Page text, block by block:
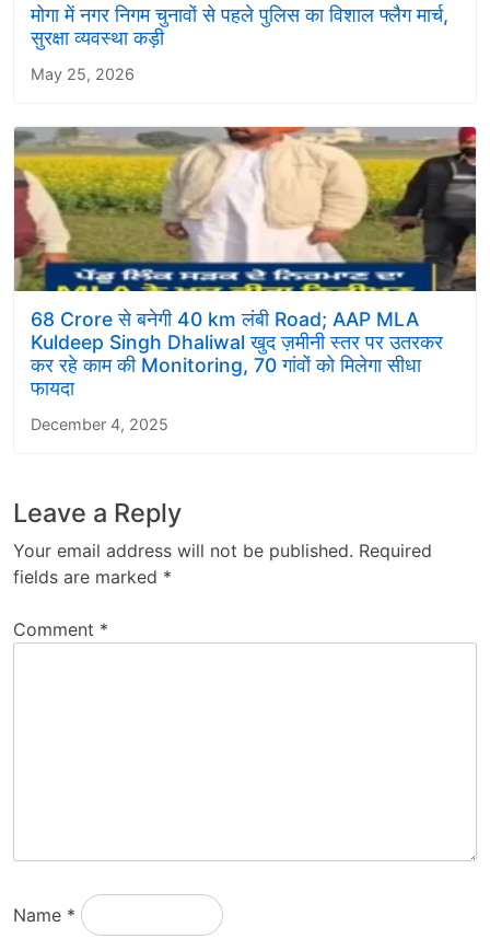
मोगा में नगर निगम चुनावों से पहले पुलिस का विशाल फ्लैग मार्च,
सुरक्षा व्यवस्था कड़ी
May 25, 2026
68 Crore से बनेगी 40 km लंबी Road; AAP MLA
Kuldeep Singh Dhaliwal खुद ज़मीनी स्तर पर उतरकर
कर रहे काम की Monitoring, 70 गांवों को मिलेगा सीधा
फायदा
December 4, 2025
Leave a Reply
Your email address will not be published. Required
fields are marked *
Comment *
Name *